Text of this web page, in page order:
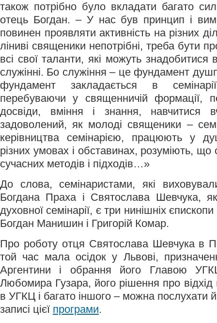
також потрібно було вкладати багато
отець Богдан. – У нас був принцип і
повинен проявляти активність на різних
ліниві священики непотрібні, треба бути
всі свої таланти, які можуть знадобитися
служінні. Бо служіння – це фундамент
фундамент закладається в
перебуваючи у священничій формації,
досвіди, вміння і знання, навчитися
задоволений, як молоді священики –
керівництва семінарією, працюють у
різних умовах і обставинах, розуміють, що
сучасних методів і підходів…»
До слова, семінаристами, які
Богдана Праха і Святослава Шевчука, як
духовної семінарії, є три нинішніх
Богдан Манишин і Григорій Комар.
Про роботу отця Святослава Шевчука в
той час мала осідок у Львові,
Аргентини і обрання його Главою
Любомира Гузара, його рішення про відхід
в УГКЦ і багато іншого – можна послухати
записі цієї програми.